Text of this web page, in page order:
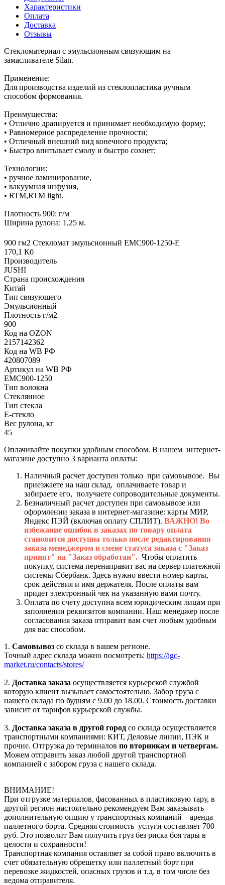
Характеристики
Оплата
Доставка
Отзывы
Стекломатериал с эмульсионным связующим на
замасливателе Silan.
Применение:
Для производства изделий из стеклопластика ручным
способом формования.
Преимущества:
• Отлично драпируется и принимает необходимую форму;
• Равномерное распределение прочности;
• Отличный внешний вид конечного продукта;
• Быстро впитывает смолу и быстро сохнет;
Технологии:
• ручное ламинирование,
• вакуумная инфузия,
• RTM,RTM light.
Плотность 900: г/м
Ширина рулона: 1,25 м.
900 гм2 Стекломат эмульсионный EMC900-1250-E
170,1 Кб
Производитель
JUSHI
Страна происхождения
Китай
Тип связующего
Эмульсионный
Плотность г/м2
900
Код на OZON
2157142362
Код на WB РФ
420807089
Артикул на WB РФ
EMC900-1250
Тип волокна
Стеклянное
Тип стекла
Е-стекло
Вес рулона, кг
45
Оплачивайте покупки удобным способом. В нашем интернет-
магазине доступно 3 варианта оплаты:
Наличный расчет доступен только при самовывозе. Вы
приезжаете на наш склад, оплачиваете товар и
забираете его, получаете сопроводительные документы.
Безналичный расчет доступен при самовывозе или
оформлении заказа в интернет-магазине: карты МИР,
Яндекс ПЭЙ (включая оплату СПЛИТ). ВАЖНО! Во
избежание ошибок в заказах по товару оплата
становится доступна только после редактирования
заказа менеджером и смене статуса заказа с "Заказ
принят" на "Заказ обработан". Чтобы оплатить
покупку, система перенаправит вас на сервер платежной
системы Сбербанк. Здесь нужно ввести номер карты,
срок действия и имя держателя. После оплаты вам
придет электронный чек на указанную вами почту.
Оплата по счету доступна всем юридическим лицам при
заполнении реквизитов компании. Наш менеджер после
согласования заказа отправит вам счет любым удобным
для вас способом.
1. Самовывоз со склада в вашем регионе.
Точный адрес склада можно посмотреть: https://igc-
market.ru/contacts/stores/
2. Доставка заказа осуществляется курьерской службой
которую клиент вызывает самостоятельно. Забор груза с
нашего склада по будням с 9.00 до 18.00. Стоимость доставки
зависит от тарифов курьерской службы.
3. Доставка заказа в другой город со склада осуществляется
транспортными компаниями: КИТ, Деловые линии, ПЭК и
прочие. Отгрузка до терминалов по вторникам и четвергам.
Можем отправить заказ любой другой транспортной
компанией с забором груза с нашего склада.
ВНИМАНИЕ!
При отгрузке материалов, фасованных в пластиковую тару, в
другой регион настоятельно рекомендуем Вам заказывать
дополнительную опцию у транспортных компаний – аренда
паллетного борта. Средняя стоимость услуги составляет 700
руб. Это позволит Вам получить груз без риска боя тары в
целости и сохранности!
Транспортная компания оставляет за собой право включить в
счет обязательную обрешетку или паллетный борт при
перевозке жидкостей, опасных грузов и т.д. в том числе без
ведома отправителя.